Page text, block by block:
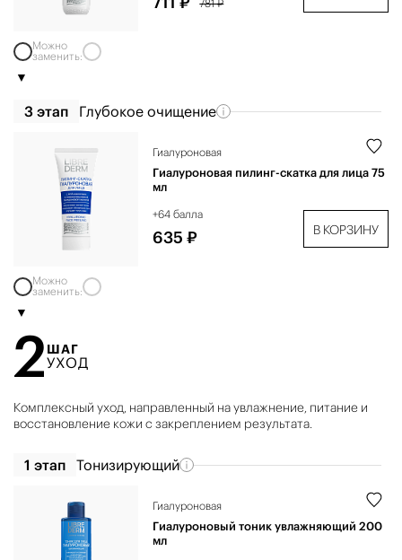
781 ₽
Можно
заменить:
3 этап Глубокое очищение
Гиалуроновая
Гиалуроновая пилинг-скатка для лица 75
мл
+64 балла
635 ₽ В КОРЗИНУ
Можно
заменить:
2 ШАГ
УХОД
Комплексный уход, направленный на увлажнение, питание и
восстановление кожи с закреплением результата.
1 этап Тонизирующий
Гиалуроновая
Гиалуроновый тоник увлажняющий 200
мл